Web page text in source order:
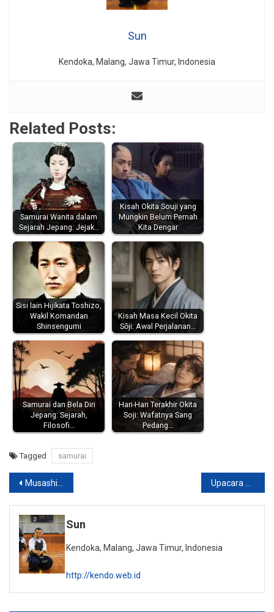
Sun
Kendoka, Malang, Jawa Timur, Indonesia
Related Posts:
Samurai Wanita dalam
Sejarah Jepang: Jejak…
Kisah Okita Souji yang
Mungkin Belum Pernah
Kita Dengar
Sisi lain Hijikata Toshizo,
Wakil Komandan
Shinsengumi
Kisah Masa Kecil Okita
Sōji: Awal Perjalanan…
Samurai dan Bela Diri
Jepang: Sejarah,
Filosofi…
Hari-Hari Terakhir Okita
Soji: Wafatnya Sang
Pedang…
Tagged samurai
Post
navigation
Musashibo Benkei
Sun
Kendoka, Malang, Jawa Timur, Indonesia
http://kendo.web.id